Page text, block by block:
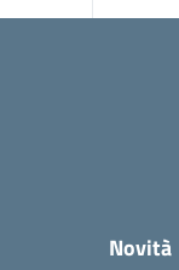
Novità